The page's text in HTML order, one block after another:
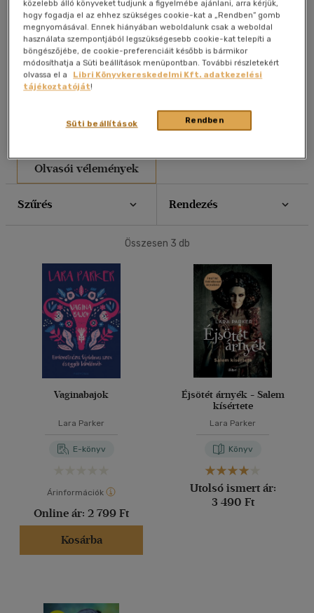
Olvasói vélemények
Szűrés Rendezés
40 db / oldal
Alkalmaz
Összesen 3 db
Vaginabajok
Lara Parker
E-könyv
Árinformációk
Online ár: 2 799 Ft
Kosárba
Éjsötét árnyék - Salem
kísértete
Lara Parker
Könyv
Utolsó ismert ár:
3 490 Ft
közelebb álló könyveket tudjunk a figyelmébe ajánlani, arra kérjük,
hogy fogadja el az ehhez szükséges cookie-kat a „Rendben” gomb
megnyomásával. Ennek hiányában weboldalunk csak a weboldal
használata szempontjából legszükségesebb cookie-kat telepíti a
böngészőjébe, de cookie-preferenciáit később is bármikor
módosíthatja a Süti beállítások menüpontban. További részletekért
olvassa el a
Libri Könyvkereskedelmi Kft. adatkezelési
tájékoztatóját!
Rendben
Süti beállítások